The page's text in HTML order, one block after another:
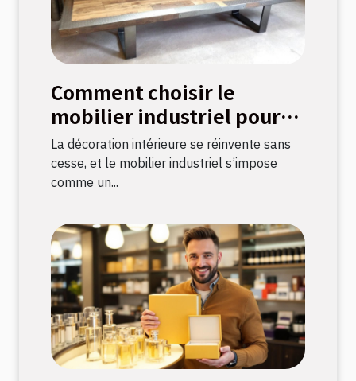
Comment choisir le
mobilier industriel pour
une décoration durable ?
La décoration intérieure se réinvente sans
cesse, et le mobilier industriel s’impose
comme un...